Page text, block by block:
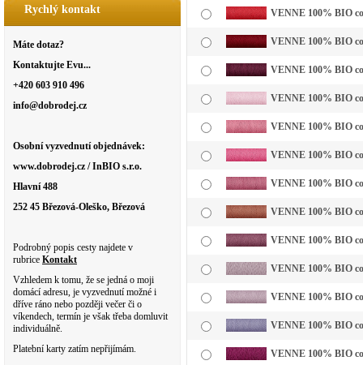
Rychlý kontakt
Máte dotaz?
Kontaktujte Evu...
+420 603 910 496
info@dobrodej.cz
Osobní vyzvednutí objednávek:
www.dobrodej.cz / InBIO s.r.o.
Hlavní 488
252 45 Březová-Oleško, Březová
Podrobný popis cesty najdete v
rubrice Kontakt
Vzhledem k tomu, že se jedná o moji
domácí adresu, je vyzvednutí možné i
dříve ráno nebo později večer či o
víkendech, termín je však třeba domluvit
individuálně.
Platební karty zatím nepřijímám.
VENNE 100% BIO
VENNE 100% BIO
VENNE 100% BIO
VENNE 100% BIO
VENNE 100% BIO
VENNE 100% BIO
VENNE 100% BIO
VENNE 100% BIO
VENNE 100% BIO
VENNE 100% BIO
VENNE 100% BIO
VENNE 100% BIO
VENNE 100% BIO